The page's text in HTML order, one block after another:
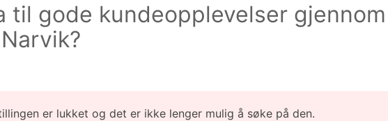
til gode kundeopplevelser
er lukket og det er ikke lenger mulig å søke på den.